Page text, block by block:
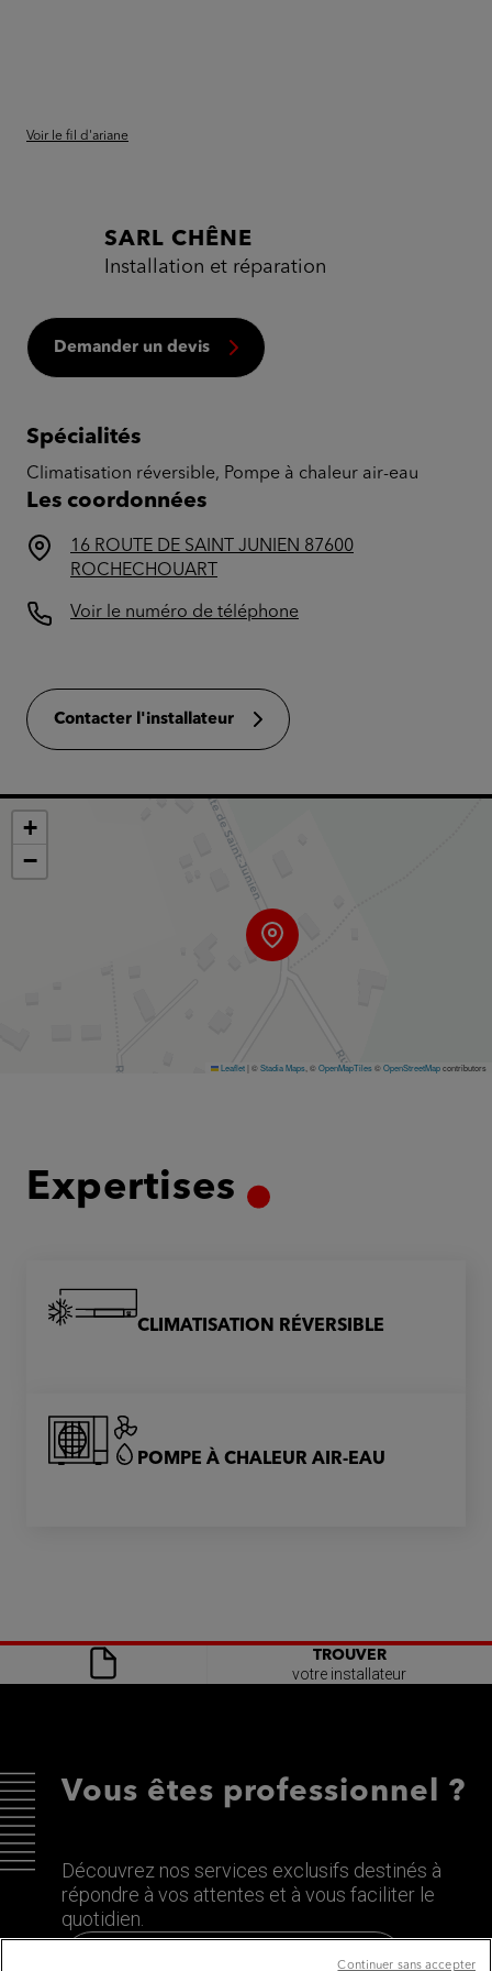
Voir le fil d'ariane
SARL CHÊNE
Installation et réparation
Demander un devis
Spécialités
Climatisation réversible, Pompe à chaleur air-eau
Les coordonnées
16 ROUTE DE SAINT JUNIEN 87600
ROCHECHOUART
Voir le numéro de téléphone
Contacter l'installateur
+
−
Leaflet| ©Stadia Maps , ©OpenMapTiles©OpenStreetMapcontributors
Expertises
CLIMATISATION RÉVERSIBLE
POMPE À CHALEUR AIR-EAU
TROUVER
votre installateur
Vous êtes professionnel ?
Découvrez nos services exclusifs destinés à
répondre à vos attentes et à vous faciliter le
quotidien.
Découvrez le site dédié aux ProsContinuer sans accepter